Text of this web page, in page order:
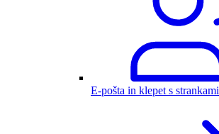
E-pošta in klepet s strankami